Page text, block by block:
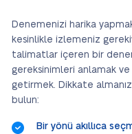
Denemenizi harika
kesinlikle izlemeniz
talimatlar içeren bir
gereksinimleri anlamak
getirmek. Dikkate
bulun:
Bir yönü akıllıca